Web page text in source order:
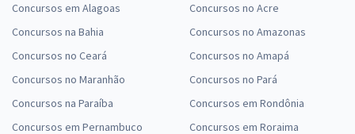
Concursos em Alagoas
Concursos na Bahia
Concursos no Ceará
Concursos no Maranhão
Concursos na Paraíba
Concursos em Pernambuco
Concursos no Acre
Concursos no Amazonas
Concursos no Amapá
Concursos no Pará
Concursos em Rondônia
Concursos em Roraima